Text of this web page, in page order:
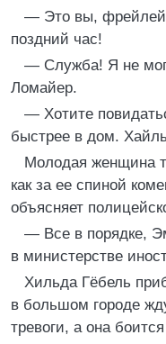
— Это вы,
поздний час!
— Служба! Я не
Ломайер.
— Хотите
быстрее в дом.
Молодая женщина
как за ее спиной
объясняет
— Все в порядке,
в министерстве
Хильда Гёбель
в большом городе
тревоги, а она боится